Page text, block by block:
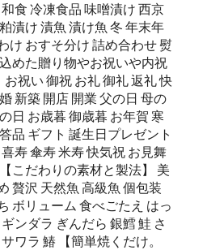
食 冷凍食品 味噌漬け 西京
漬け 漬魚 漬け魚 冬 年末年
け おすそ分け 詰め合わせ 熨
めた贈り物やお祝いや内祝
祝い 御祝 お礼 御礼 返礼 快
新築 開店 開業 父の日 母の
日 お歳暮 御歳暮 お年賀 寒
品 ギフト 誕生日プレゼント
寿 傘寿 米寿 快気祝 お見舞
こだわりの素材と製法】 美
贅沢 天然魚 高級魚 個包装
ボリューム 食べごたえ はっ
ンダラ ぎんだら 銀鱈 鮭 さ
ワラ 鰆 【簡単焼くだけ。